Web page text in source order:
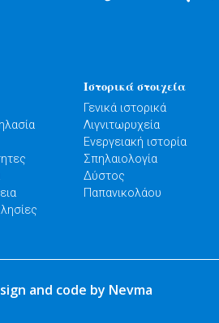
Ιστορικά στοιχεία
Γενικά ιστορικά
Λιγνιτωρυχεία
Ενεργειακή ιστορία
Σπηλαιολογία
Δύστος
Παπανικολάου
and code by Nevma